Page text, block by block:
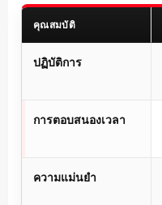
คุณสมบัติ
ปฏิบัติการ
การตอบสนองเวลา
ความแม่นยำ